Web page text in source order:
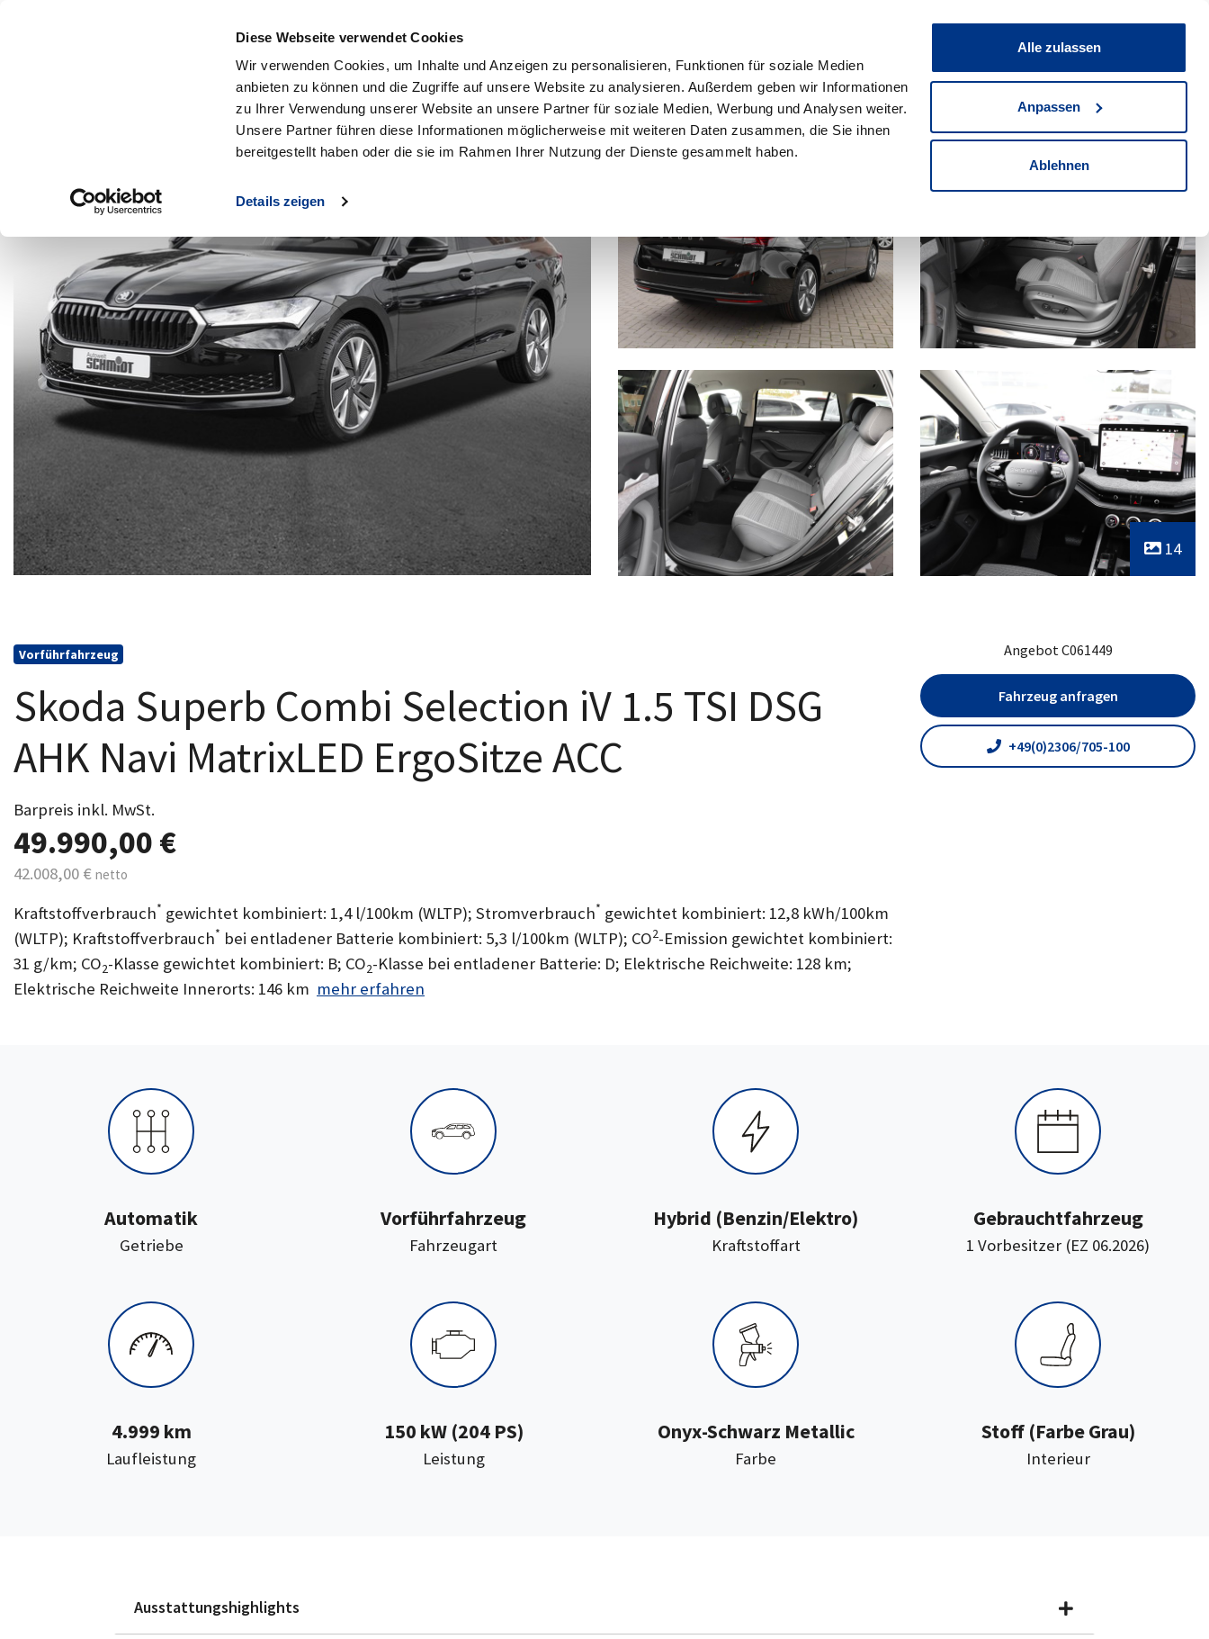
Diese Webseite verwendet Cookies
Wir verwenden Cookies, um Inhalte und Anzeigen zu personalisieren, Funktionen für soziale Medien
anbieten zu können und die Zugriffe auf unsere Website zu analysieren. Außerdem geben wir Informationen
zu Ihrer Verwendung unserer Website an unsere Partner für soziale Medien, Werbung und Analysen weiter.
Unsere Partner führen diese Informationen möglicherweise mit weiteren Daten zusammen, die Sie ihnen
bereitgestellt haben oder die sie im Rahmen Ihrer Nutzung der Dienste gesammelt haben.
Details zeigen
Alle zulassen
Anpassen
Ablehnen
Fahrzeug teilen Merkliste
+49(0)2306/705-100
Verkaufsberater anrufen
14
Vorführfahrzeug
Skoda Superb Combi Selection iV 1.5 TSI DSG
AHK Navi MatrixLED ErgoSitze ACC
Barpreis inkl. MwSt.
49.990,00 €
42.008,00 € netto
Kraftstoffverbrauch* gewichtet kombiniert: 1,4 l/100km (WLTP); Stromverbrauch* gewichtet kombiniert: 12,8 kWh/100km
(WLTP); Kraftstoffverbrauch* bei entladener Batterie kombiniert: 5,3 l/100km (WLTP); CO2-Emission gewichtet kombiniert:
31 g/km; CO2-Klasse gewichtet kombiniert: B; CO2-Klasse bei entladener Batterie: D; Elektrische Reichweite: 128 km;
Elektrische Reichweite Innerorts: 146 km mehr erfahren
Angebot C061449
Fahrzeug anfragen
+49(0)2306/705-100
Getriebe:
Automatik
Fahrzeugart
Vorführfahrzeug
Kraftstoffart:
Hybrid (Benzin/Elektro)
1 Vorbesitzer (EZ 06.2026)
Gebrauchtfahrzeug
Laufleistung:
4.999 km
Leistung:
150 kW (204 PS)
Farbe
Onyx-Schwarz Metallic
Interieur
Stoff :(Farbe Grau)
Ausstattungshighlights